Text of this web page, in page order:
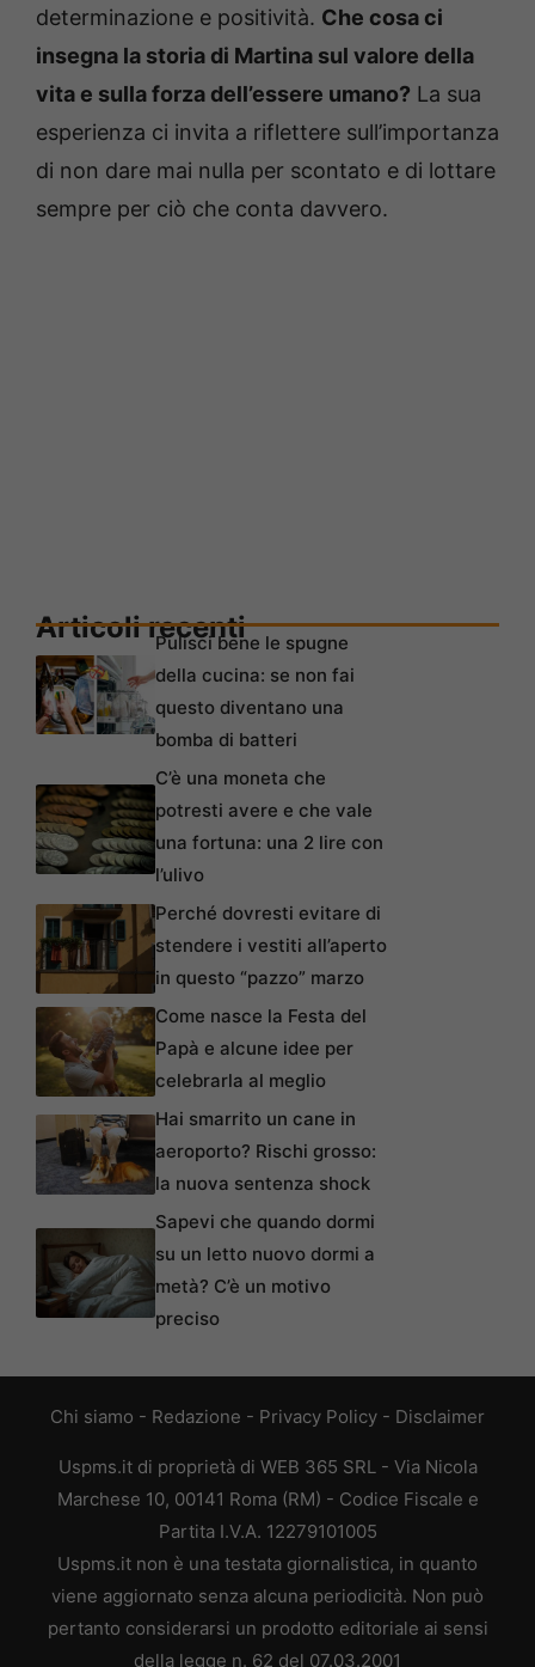
determinazione e positività. Che cosa ci
insegna la storia di Martina sul valore della
vita e sulla forza dell’essere umano? La sua
esperienza ci invita a riflettere sull’importanza
di non dare mai nulla per scontato e di lottare
sempre per ciò che conta davvero.
Articoli recentiPulisci bene le spugne
della cucina: se non fai
questo diventano una
bomba di batteri
C’è una moneta che
potresti avere e che vale
una fortuna: una 2 lire con
l’ulivo
Perché dovresti evitare di
stendere i vestiti all’aperto
in questo “pazzo” marzo
Come nasce la Festa del
Papà e alcune idee per
celebrarla al meglio
Hai smarrito un cane in
aeroporto? Rischi grosso:
la nuova sentenza shock
Sapevi che quando dormi
su un letto nuovo dormi a
metà? C’è un motivo
preciso
Chi siamo - Redazione - Privacy Policy - Disclaimer
Uspms.it di proprietà di WEB 365 SRL - Via Nicola
Marchese 10, 00141 Roma (RM) - Codice Fiscale e
Partita I.V.A. 12279101005
Uspms.it non è una testata giornalistica, in quanto
viene aggiornato senza alcuna periodicità. Non può
pertanto considerarsi un prodotto editoriale ai sensi
della legge n. 62 del 07.03.2001